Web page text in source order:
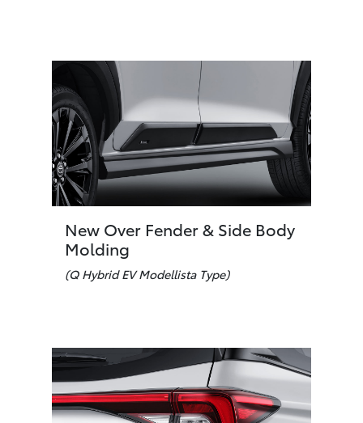
New Over Fender & Side Body
Molding
(Q Hybrid EV Modellista Type)